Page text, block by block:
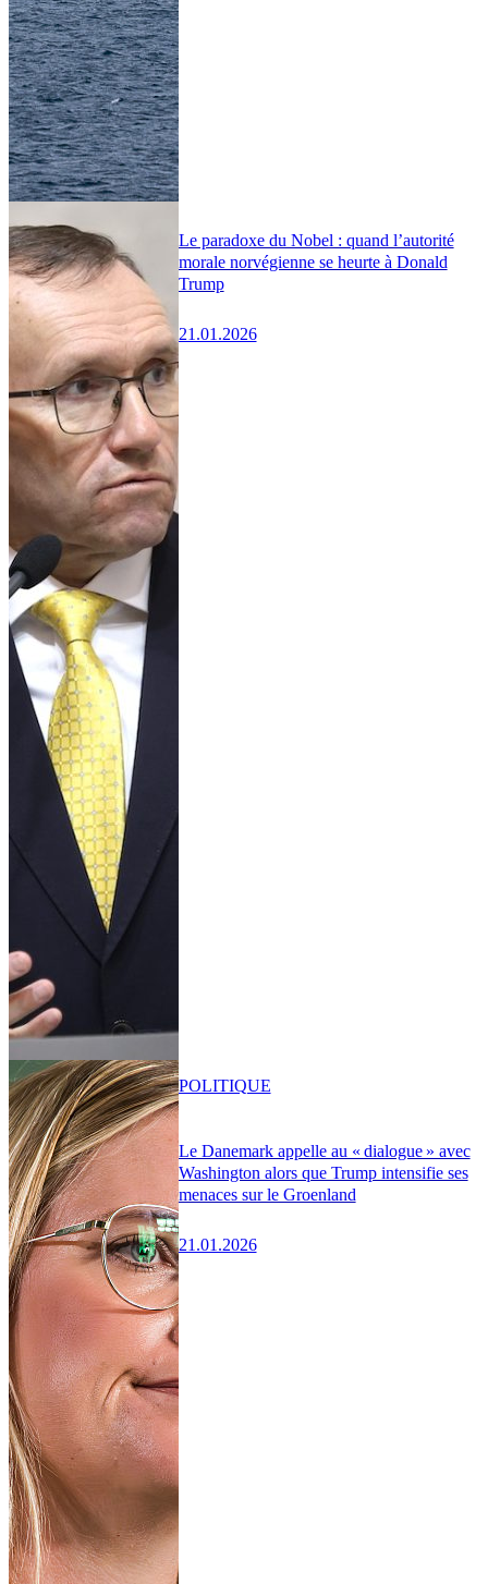
Le paradoxe du Nobel : quand l’autorité
morale norvégienne se heurte à Donald
Trump
21.01.2026
Le Danemark appelle au « dialogue » avec
Washington alors que Trump intensifie ses
menaces sur le Groenland
21.01.2026
POLITIQUE